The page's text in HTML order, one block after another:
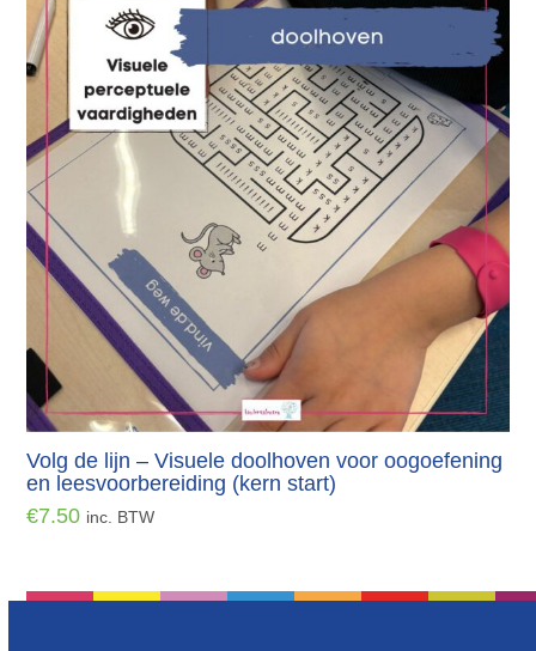
Volg de lijn – Visuele doolhoven voor oogoefening
en leesvoorbereiding (kern start)
€7.50 inc. BTW